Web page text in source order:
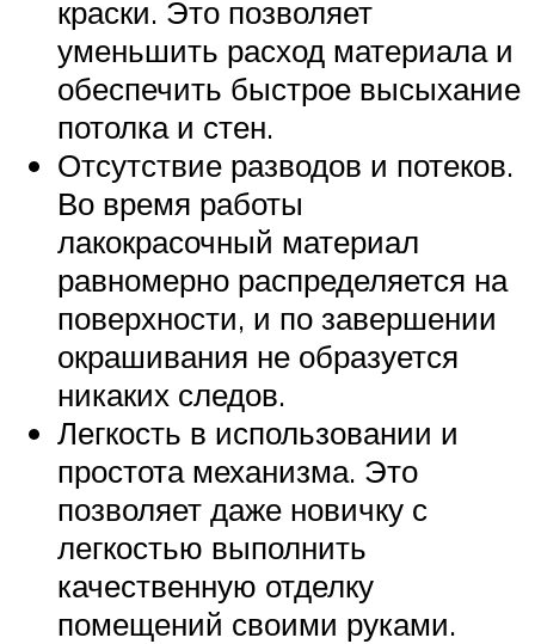
краски. Это позволяет
уменьшить расход материала и
обеспечить быстрое высыхание
потолка и стен.
Отсутствие разводов и потеков.
Во время работы
лакокрасочный материал
равномерно распределяется на
поверхности, и по завершении
окрашивания не образуется
никаких следов.
Легкость в использовании и
простота механизма. Это
позволяет даже новичку с
легкостью выполнить
качественную отделку
помещений своими руками.